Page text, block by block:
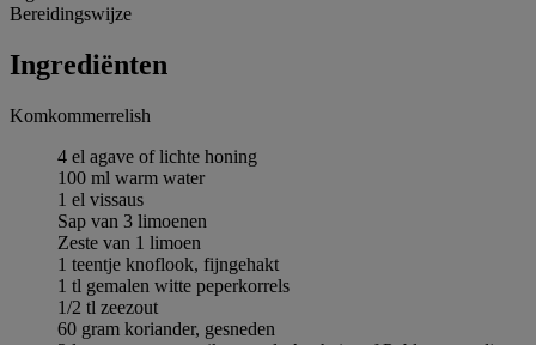
Bereidingswijze
Ingrediёnten
Komkommerrelish
4 el agave of lichte honing
100 ml warm water
1 el vissaus
Sap van 3 limoenen
Zeste van 1 limoen
1 teentje knoflook, fijngehakt
1 tl gemalen witte peperkorrels
1/2 tl zeezout
60 gram koriander, gesneden